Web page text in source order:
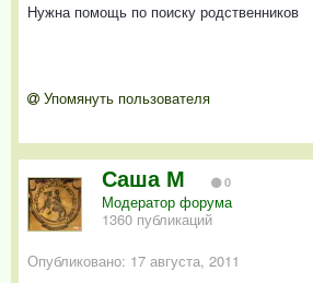
Нужна помощь по поиску родственников
Упомянуть пользователя
Саша М 0
Модератор форума
1360 публикаций
Опубликовано: 17 августа, 2011